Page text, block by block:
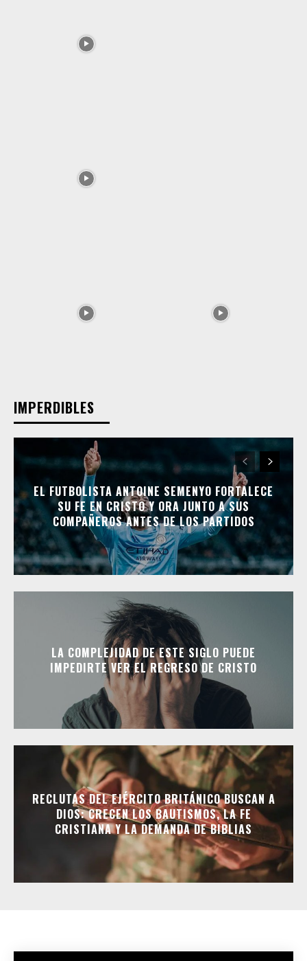
IMPERDIBLES
EL FUTBOLISTA ANTOINE SEMENYO FORTALECE
SU FE EN CRISTO Y ORA JUNTO A SUS
COMPAÑEROS ANTES DE LOS PARTIDOS
LA COMPLEJIDAD DE ESTE SIGLO PUEDE
IMPEDIRTE VER EL REGRESO DE CRISTO
RECLUTAS DEL EJÉRCITO BRITÁNICO BUSCAN A
DIOS: CRECEN LOS BAUTISMOS, LA FE
CRISTIANA Y LA DEMANDA DE BIBLIAS